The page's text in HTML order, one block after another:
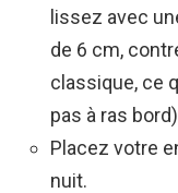
lissez avec
de 6 cm,
classique, ce
pas à ras
Placez votre
nuit.